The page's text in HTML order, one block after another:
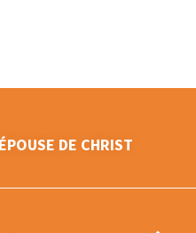
DE CHRIST